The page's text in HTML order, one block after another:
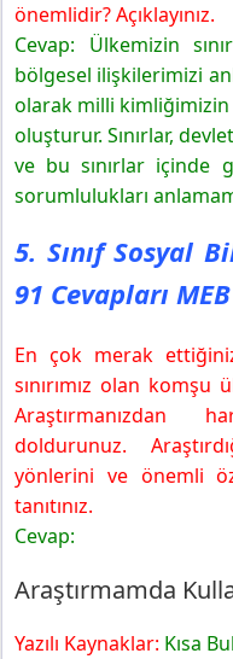
önemlidir? Açıklayınız.
Cevap: Ülkemizin
bölgesel ilişkilerimizi
olarak milli
oluşturur. Sınırlar,
ve bu sınırlar içinde
sorumlulukları
5. Sınıf Sosyal
91 Cevapları
En çok merak
sınırımız olan komşu
Araştırmanızdan
doldurunuz.
yönlerini ve önemli
tanıtınız.
Cevap:
Araştırmamda
Yazılı Kaynaklar: Kısa